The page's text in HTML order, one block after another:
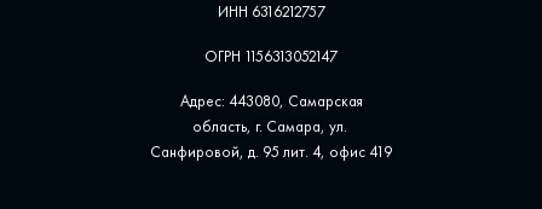
ИНН 6316212757
ОГРН 1156313052147
Адрес: 443080, Самарская
область, г. Самара, ул. ​
Санфировой, д. 95 лит. 4, офис ​419